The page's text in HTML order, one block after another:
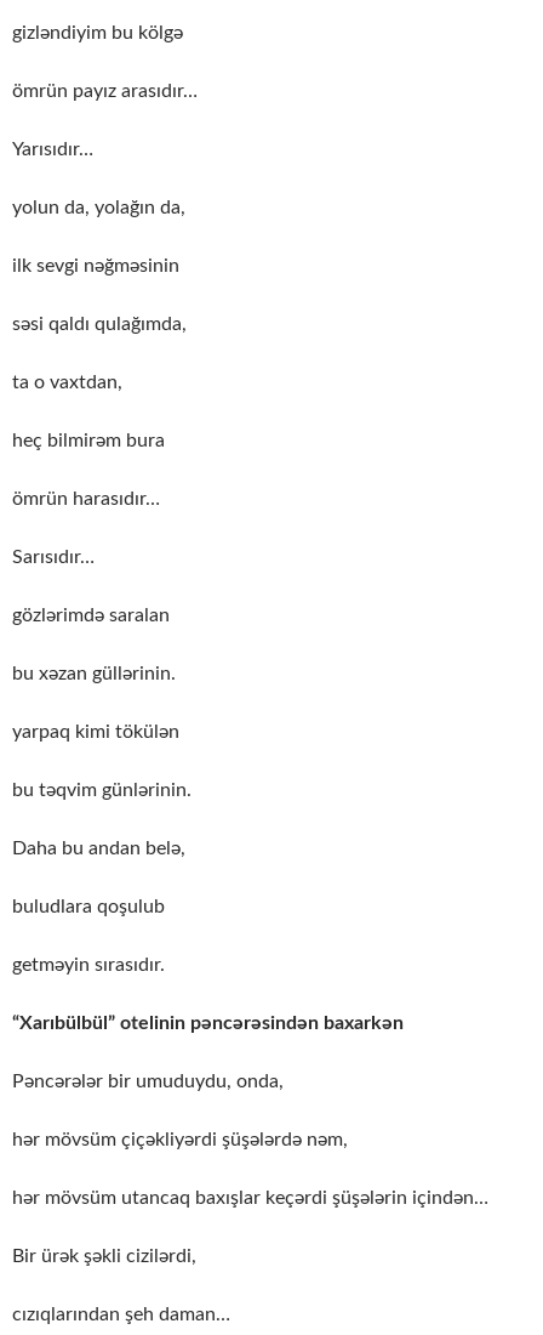
gizləndiyim bu kölgə
ömrün payız arasıdır…
Yarısıdır…
yolun da, yolağın da,
ilk sevgi nəğməsinin
səsi qaldı qulağımda,
ta o vaxtdan,
heç bilmirəm bura
ömrün harasıdır…
Sarısıdır…
gözlərimdə saralan
bu xəzan güllərinin.
yarpaq kimi tökülən
bu təqvim günlərinin.
Daha bu andan belə,
buludlara qoşulub
getməyin sırasıdır.
“Xarıbülbül” otelinin pəncərəsindən baxarkən
Pəncərələr bir umuduydu, onda,
hər mövsüm çiçəkliyərdi şüşələrdə nəm,
hər mövsüm utancaq baxışlar keçərdi şüşələrin içindən…
Bir ürək şəkli cizilərdi,
cızıqlarından şeh daman…